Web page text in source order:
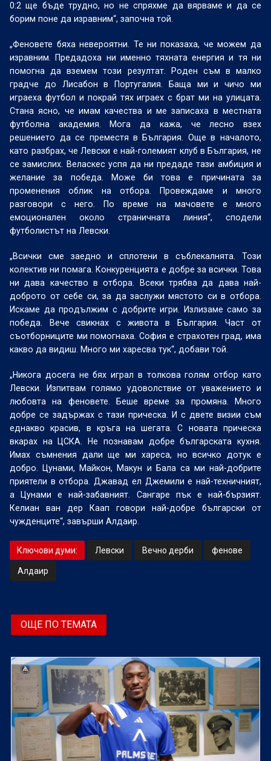
0:2 ще бъде трудно, но не спряхме да вярваме и да се
борим поне да изравним“, започна той.
„Феновете бяха невероятни. Те ни показаха, че можем да
изравним. Предадоха ни именно тяхната енергия и тя ни
помогна да вземем този резултат. Роден съм в малко
градче до Лисабон в Португалия. Баща ми и чичо ми
играеха футбол и покрай тях играех с брат ми на улицата.
Стана ясно, че имам качества и ме записаха в местната
футболна академия. Мога да кажа, че лесно взех
решението да се преместя в България. Още в началото,
като разбрах, че Левски е най-големият клуб в България, не
се замислих. Веласкес успя да ни предаде тази амбиция и
желание за победа. Може би това е причината за
променения облик на отбора. Провеждаме и много
разговори с него. По време на мачовете е много
емоционален около страничната линия“, сподели
футболистът на Левски.
„Всички сме заедно и сплотени в съблекалнята. Този
колектив ни помага. Конкуренцията е добре за всички. Това
ни дава качество в отбора. Всеки трябва да дава най-
доброто от себе си, за да заслужи мястото си в отбора.
Искаме да продължим с добрите игри. Излизаме само за
победа. Вече свикнах с живота в България. Част от
съотборниците ми помогнаха. София е страхотен град, има
какво да видиш. Много ми харесва тук“, добави той.
„Никога досега не бях играл в толкова голям отбор като
Левски. Изпитвам голямо удоволствие от уважението и
любовта на феновете. Беше време за промяна. Много
добре се задържах с тази прическа. И с двете визии съм
еднакво красив, в кръга на шегата. С новата прическа
вкарах на ЦСКА. Не познавам добре българската кухня.
Имах съмнения дали ще ми хареса, но всичко дотук е
добро. Цунами, Майкон, Макун и Бала са ми най-добрите
приятели в отбора. Джавад ел Джемили е най-техничният,
а Цунами е най-забавният. Сангаре пък е най-бързият.
Келиан ван дер Каап говори най-добре български от
чужденците“, завърши Алдаир.
Ключови думи: Левски Вечно дерби фенове
Алдаир
ОЩЕ ПО ТЕМАТА